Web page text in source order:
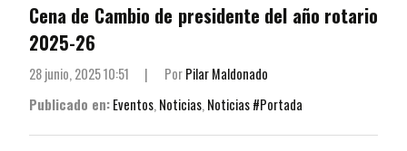
Cena de Cambio de presidente del año rotario
2025-26
28 junio, 2025 10:51 | PorPilar Maldonado
Publicado en:Eventos, Noticias, Noticias #Portada